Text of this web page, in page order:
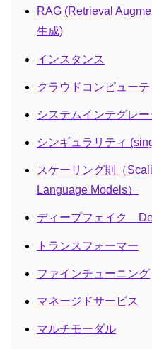
RAG (Retrieval
生成)
インスタンス
クラウドコンピュー
システムインテグレ
シンギュラリティ
スケーリング則（
Language Models）
ディープフェイク
トランスフォーマー
ファインチューニング
マネージドサービス
マルチモーダル